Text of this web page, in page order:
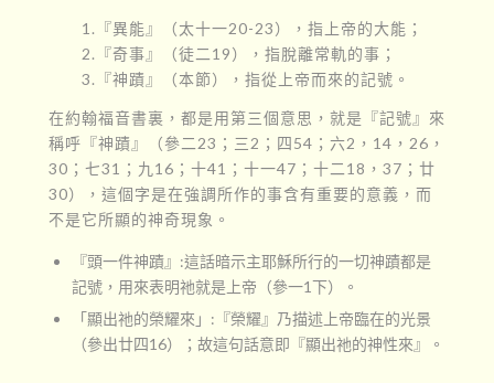
1.『異能』（太十一20-23），指上帝的大能；
2.『奇事』（徒二19），指脫離常軌的事；
3.『神蹟』（本節），指從上帝而來的記號。
在約翰福音書裏，都是用第三個意思，就是『記號』來
稱呼『神蹟』（參二23；三2；四54；六2，14，26，
30；七31；九16；十41；十一47；十二18，37；廿
30），這個字是在強調所作的事含有重要的意義，而
不是它所顯的神奇現象。
『頭一件神蹟』:這話暗示主耶穌所行的一切神蹟都是
記號，用來表明祂就是上帝（參一1下）。
「顯出祂的榮耀來」:『榮耀』乃描述上帝臨在的光景
（參出廿四16）；故這句話意即『顯出祂的神性來』。